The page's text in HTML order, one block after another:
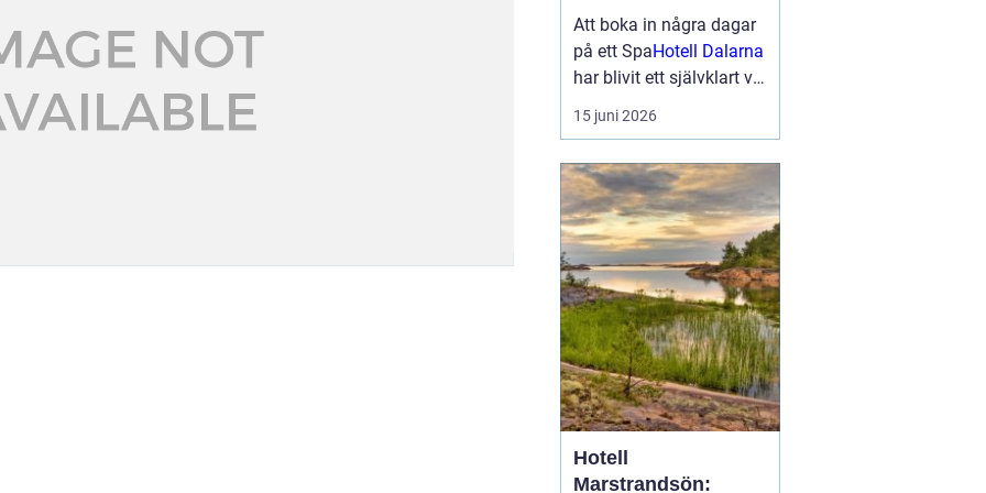
smakupplevelser i
hjärtat av
landskapet
Att boka in några dagar
på ett SpaHotell Dalarna
har blivit ett självklart val
för många som söker
lugn, vacker natur och
av dalaskog, sjöutsikt,
spa, väl genomtänkta
menyer och personligt
vär...
15 juni 2026
Hotell
Marstrandsön: